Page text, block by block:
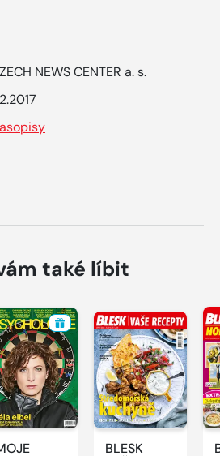
NEWS CENTER a. s.
také líbit
BLESK